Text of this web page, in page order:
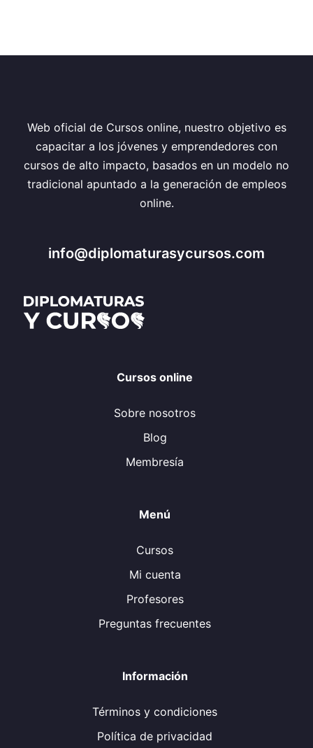
Web oficial de Cursos online, nuestro objetivo es
capacitar a los jóvenes y emprendedores con
cursos de alto impacto, basados en un modelo no
tradicional apuntado a la generación de empleos
online.
info@diplomaturasycursos.com
Cursos online
Sobre nosotros
Blog
Membresía
Menú
Cursos
Mi cuenta
Profesores
Preguntas frecuentes
Información
Términos y condiciones
Política de privacidad